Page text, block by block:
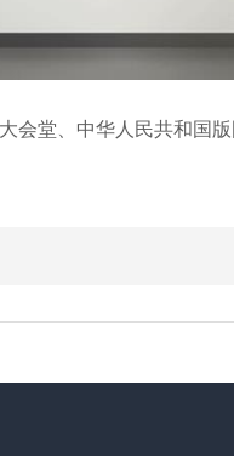
会堂、中华人民共和国